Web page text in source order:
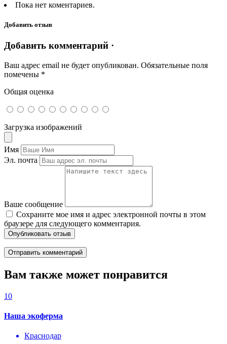
Пока нет коментариев.
Добавить отзыв
Добавить комментарий ·
Ваш адрес email не будет опубликован. Обязательные поля
помечены *
Общая оценка
Загрузка изображений
Имя
Эл. почта
Ваше сообщение
Сохраните мое имя и адрес электронной почты в этом
браузере для следующего комментария.
Опубликовать отзыв
Вам также может понравится
10
Наша экоферма
Краснодар